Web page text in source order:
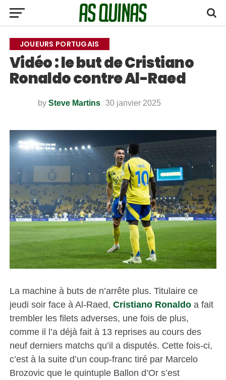
JOUEURS PORTUGAIS
Vidéo : le but de Cristiano
Ronaldo contre Al-Raed
by Steve Martins 30 janvier 2025
La machine à buts de n’arrête plus. Titulaire ce
jeudi soir face à Al-Raed, Cristiano Ronaldoa fait
trembler les filets adverses, une fois de plus,
comme il l’a déjà fait à 13 reprises au cours des
neuf derniers matchs qu’il a disputés. Cette fois-ci,
c’est à la suite d’un coup-franc tiré par Marcelo
Brozovic que le quintuple Ballon d’Or s’est